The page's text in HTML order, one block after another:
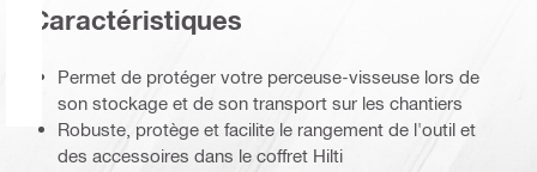
Caractéristiques
Permet de protéger votre perceuse-visseuse lors de
son stockage et de son transport sur les chantiers
Robuste, protège et facilite le rangement de l'outil et
des accessoires dans le coffret Hilti